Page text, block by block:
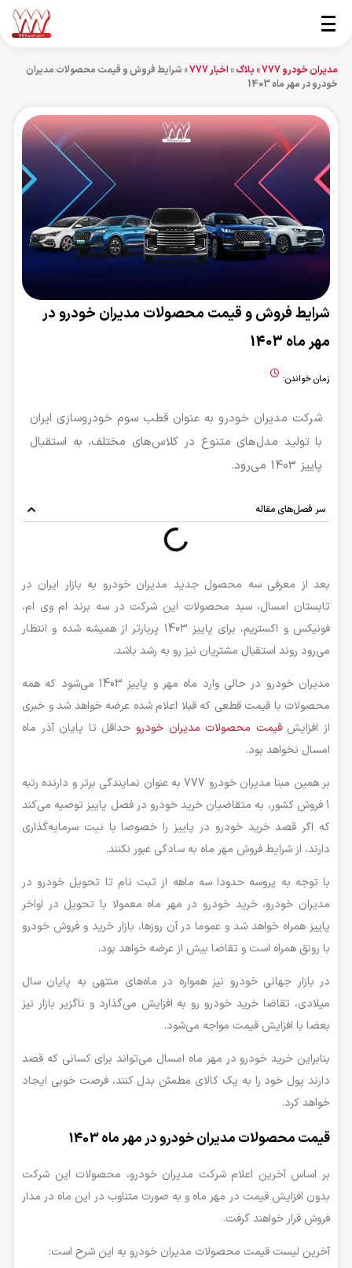
مدیران خودرو 777 » بلاگ» اخبار 777 » شرایط فروش و قیمت محصولات مدیران
خودرو در مهر ماه 1403
شرایط فروش و قیمت محصولات مدیران خودرو در
مهر ماه 1403
زمان خواندن:
شرکت مدیران خودرو به عنوان قطب سوم خودروسازی ایران
با تولید مدل‌های متنوع در کلاس‌های مختلف، به استقبال
پاییز 1403 می‌رود.
سر فصل‌های مقاله
بعد از معرفی سه محصول جدید مدیران خودرو به بازار ایران در
تابستان امسال، سبد محصولات این شرکت در سه برند ام وی ام،
فونیکس و اکستریم، برای پاییز 1403 پربارتر از همیشه شده و انتظار
می‌رود روند استقبال مشتریان نیز رو به رشد باشد.
مدیران خودرو در حالی وارد ماه مهر و پاییز 1403 می‌شود که همه
محصولات با قیمت قطعی که قبلا اعلام شده عرضه خواهد شد و خبری
از افزایشقیمت محصولات مدیران خودرو حداقل تا پایان آذر ماه
امسال نخواهد بود.
بر همین مبنا مدیران خودرو 777 به عنوان نمایندگی برتر و دارنده رتبه
1 فروش کشور، به متقاضیان خرید خودرو در فصل پاییز توصیه می‌کند
که اگر قصد خرید خودرو در پاییز را خصوصا با نیت سرمایه‌گذاری
دارند، از شرایط فروش مهر ماه به سادگی عبور نکنند.
با توجه به پروسه حدودا سه ماهه از ثبت نام تا تحویل خودرو در
مدیران خودرو، خرید خودرو در مهر ماه معمولا با تحویل در اواخر
پاییز همراه خواهد شد و عموما در آن روزها، بازار خرید و فروش خودرو
با رونق همراه است و تقاضا بیش از عرضه خواهد بود.
در بازار جهانی خودرو نیز همواره در ماه‌های منتهی به پایان سال
میلادی، تقاضا خرید خودرو رو به افزایش می‌گذارد و ناگزیر بازار نیز
بعضا با افزایش قیمت مواجه می‌شود.
بنابراین خرید خودرو در مهر ماه امسال می‌تواند برای کسانی که قصد
دارند پول خود را به یک کالای مطمئن بدل کنند، فرصت خوبی ایجاد
خواهد کرد.
قیمت محصولات مدیران خودرو در مهر ماه 1403
بر اساس آخرین اعلام شرکت مدیران خودرو، محصولات این شرکت
بدون افزایش قیمت در مهر ماه و به صورت متناوب در این ماه در مدار
فروش قرار خواهند گرفت.
آخرین لیست قیمت محصولات مدیران خودرو به این شرح است: